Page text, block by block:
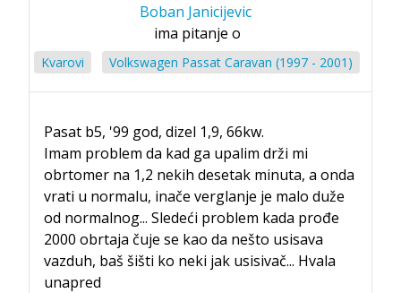
Boban Janicijevic
ima pitanje o
Kvarovi Volkswagen Passat Caravan (1997 - 2001)
Pasat b5, '99 god, dizel 1,9, 66kw.
Imam problem da kad ga upalim drži mi
obrtomer na 1,2 nekih desetak minuta, a onda
vrati u normalu, inače verglanje je malo duže
od normalnog... Sledeći problem kada prođe
2000 obrtaja čuje se kao da nešto usisava
vazduh, baš šišti ko neki jak usisivač... Hvala
unapred